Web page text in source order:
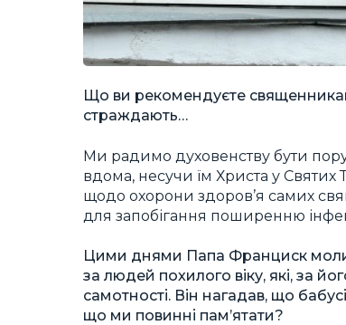
Що ви рекомендуєте
страждають…
Ми радимо духовенству бути
вдома, несучи їм Христа у Святих
щодо охорони здоров’я самих
для запобігання поширенню
Цими днями Папа Франциск
за людей похилого віку, які, за
самотності. Він нагадав, що
що ми повинні пам’ятати?